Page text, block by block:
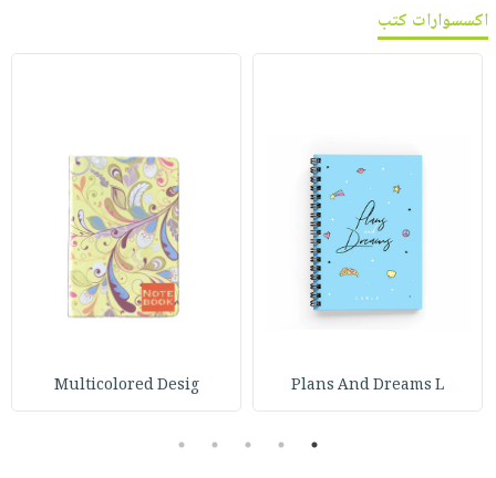
اكسسوارات كتب
Plans And Dreams L
Multicolored Desig
1
2
3
4
5